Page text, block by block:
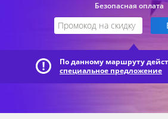
Безопасная оплата
По данному маршруту
специальное предложение